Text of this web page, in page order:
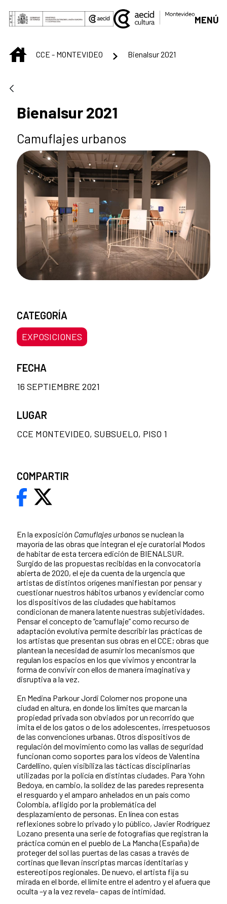
Saltar al contenido principal
MENÚ
INICIOCCE - MONTEVIDEO Bienalsur 2021
Bienalsur 2021
Camuflajes urbanos
En la exposición Camuflajes urbanos se nuclean la
mayoría de las obras que integran el eje curatorial Modos
de habitar de esta tercera edición de BIENALSUR.
Surgido de las propuestas recibidas en la convocatoria
abierta de 2020, el eje da cuenta de la urgencia que
artistas de distintos orígenes manifiestan por pensar y
cuestionar nuestros hábitos urbanos y evidenciar como
los dispositivos de las ciudades que habitamos
condicionan de manera latente nuestras subjetividades.
Pensar el concepto de “camuflaje” como recurso de
adaptación evolutiva permite describir las prácticas de
los artistas que presentan sus obras en el CCE; obras que
plantean la necesidad de asumir los mecanismos que
regulan los espacios en los que vivimos y encontrar la
forma de convivir con ellos de manera imaginativa y
disruptiva a la vez.
En Medina Parkour Jordi Colomer nos propone una
ciudad en altura, en donde los límites que marcan la
propiedad privada son obviados por un recorrido que
imita el de los gatos o de los adolescentes, irrespetuosos
de las convenciones urbanas. Otros dispositivos de
regulación del movimiento como las vallas de seguridad
funcionan como soportes para los videos de Valentina
Cardellino, quien visibiliza las tácticas disciplinarias
utilizadas por la policía en distintas ciudades. Para Yohn
Bedoya, en cambio, la solidez de las paredes representa
el resguardo y el amparo anhelados en un país como
Colombia, afligido por la problemática del
desplazamiento de personas. En línea con estas
reflexiones sobre lo privado y lo público, Javier Rodríguez
Lozano presenta una serie de fotografías que registran la
práctica común en el pueblo de La Mancha (España) de
proteger del sol las puertas de las casas a través de
cortinas que llevan inscriptas marcas identitarias y
estereotipos regionales. De nuevo, el artista fija su
mirada en el borde, el límite entre el adentro y el afuera que
oculta –y a la vez revela– capas de intimidad.
CATEGORÍA
EXPOSICIONES
FECHA
16 SEPTIEMBRE 2021
LUGAR
CCE MONTEVIDEO, SUBSUELO, PISO 1
COMPARTIR